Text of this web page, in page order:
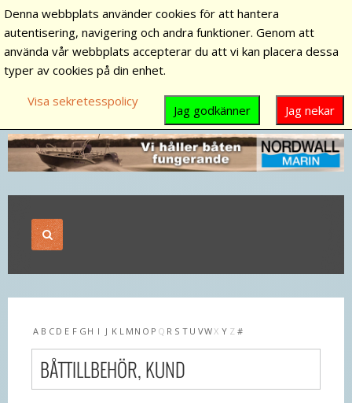
A B C D E F G H I J K L M N O P Q R S T U VWX Y Z #
BÅTTILLBEHÖR, KUND
Denna webbplats använder cookies för att hantera
autentisering, navigering och andra funktioner. Genom att
använda vår webbplats accepterar du att vi kan placera dessa
typer av cookies på din enhet.
Visa sekretesspolicy
Jag nekar
Jag godkänner